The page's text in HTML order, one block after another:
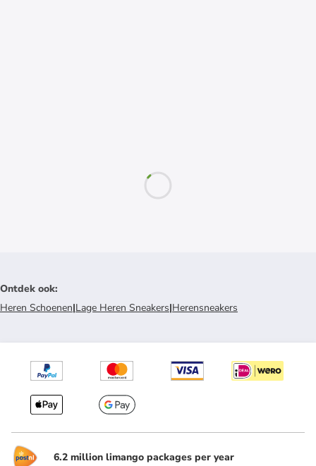
Ontdek ook:
Heren Schoenen|Lage Heren Sneakers|Herensneakers
6.2 million limango packages per year